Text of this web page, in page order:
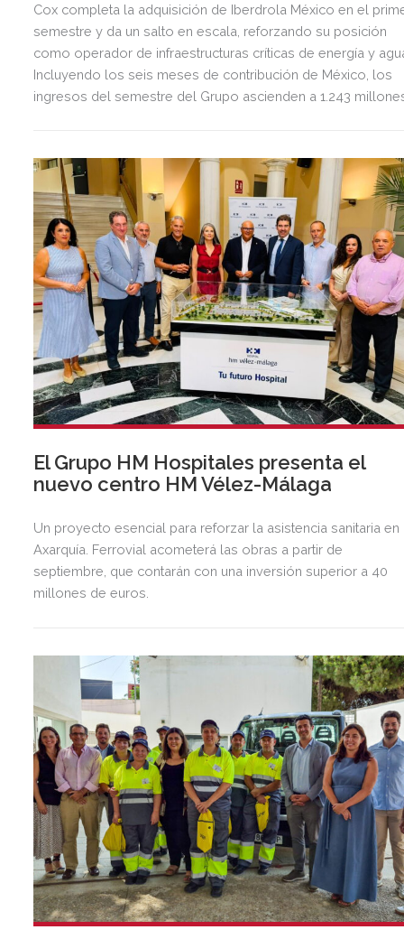
Cox completa la adquisición de Iberdrola México en el
semestre y da un salto en escala, reforzando su posición
como operador de infraestructuras críticas de energía y
Incluyendo los seis meses de contribución de México, los
ingresos del semestre del Grupo ascienden a 1.243
El Grupo HM Hospitales presenta el
nuevo centro HM Vélez-Málaga
Un proyecto esencial para reforzar la asistencia sanitaria en
Axarquía. Ferrovial acometerá las obras a partir de
septiembre, que contarán con una inversión superior a 40
millones de euros.